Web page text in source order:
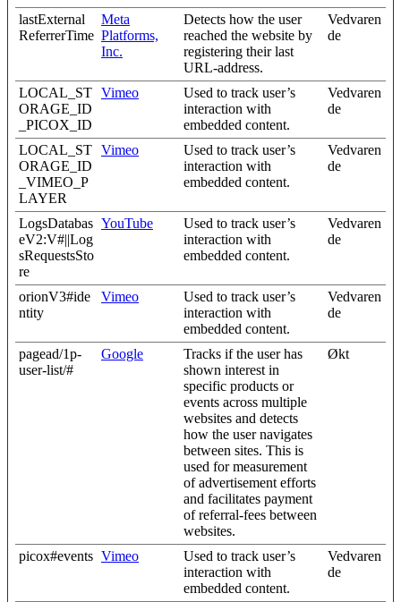
lastExternal
ReferrerTime
Meta
Platforms,
Inc.
Detects how the user
reached the website by
registering their last
URL-address.
Vedvaren
de
LOCAL_ST
ORAGE_ID
_PICOX_ID
Vimeo
Used to track user’s
interaction with
embedded content.
Vedvaren
de
LOCAL_ST
ORAGE_ID
_VIMEO_P
LAYER
Vimeo
Used to track user’s
interaction with
embedded content.
Vedvaren
de
LogsDatabas
eV2:V#||Log
sRequestsSto
re
YouTube
Used to track user’s
interaction with
embedded content.
Vedvaren
de
orionV3#ide
ntity
Vimeo
Used to track user’s
interaction with
embedded content.
Vedvaren
de
pagead/1p-
user-list/#
Google
Tracks if the user has
shown interest in
specific products or
events across multiple
websites and detects
how the user navigates
between sites. This is
used for measurement
of advertisement efforts
and facilitates payment
of referral-fees between
websites.
Økt
picox#events Vimeo
Used to track user’s
interaction with
embedded content.
Vedvaren
de